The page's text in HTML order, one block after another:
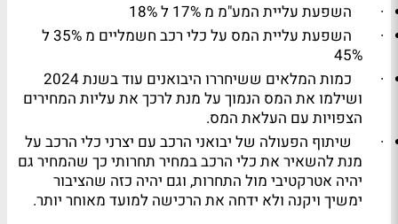
·
השפעת עליית המע"מ מ 17% ל 18%
·
השפעת עליית המס על כלי רכב חשמליים מ 35% ל
45%
·
כמות המלאים ששיחררו היבואנים עוד בשנת 2024
ושילמו את המס הנמוך על מנת לרכך את עליות המחירים
הצפויות עם העלאת המס.
·
שיתוף הפעולה של יבואני הרכב עם יצרני כלי הרכב על
מנת להשאיר את כלי הרכב במחיר תחרותי כך שהמחיר גם
יהיה אטרקטיבי מול התחרות, וגם יהיה כזה שהציבור
ימשיך ויקנה ולא ידחה את הרכישה למועד מאוחר יותר.